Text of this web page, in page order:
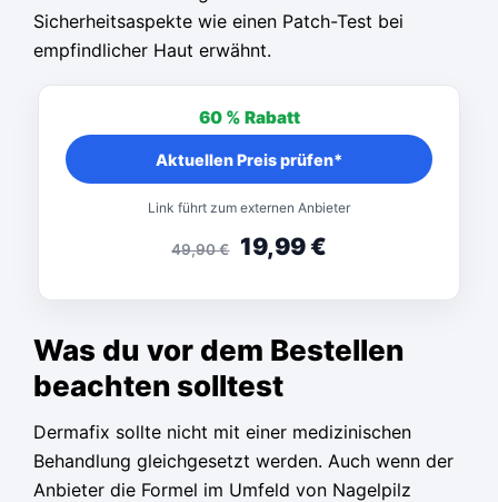
Sicherheitsaspekte wie einen Patch-Test bei
empfindlicher Haut erwähnt.
60 % Rabatt
49,90€ 19,99€
Aktuellen Preis prüfen*
Link führt zum externen Anbieter
Was du vor dem Bestellen
beachten solltest
Dermafix sollte nicht mit einer medizinischen
Behandlung gleichgesetzt werden. Auch wenn der
Anbieter die Formel im Umfeld von Nagelpilz